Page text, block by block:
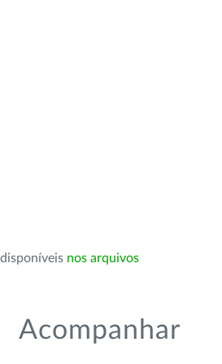
nos arquivos
Acompanhar